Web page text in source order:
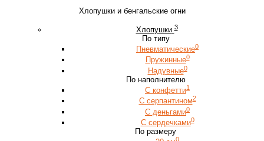
Хлопушки и бенгальские огни
Хлопушки 3
По типу
Пневматические0
Пружинные0
Надувные0
По наполнителю
С конфетти1
С серпантином2
С деньгами0
С сердечками0
По размеру
0